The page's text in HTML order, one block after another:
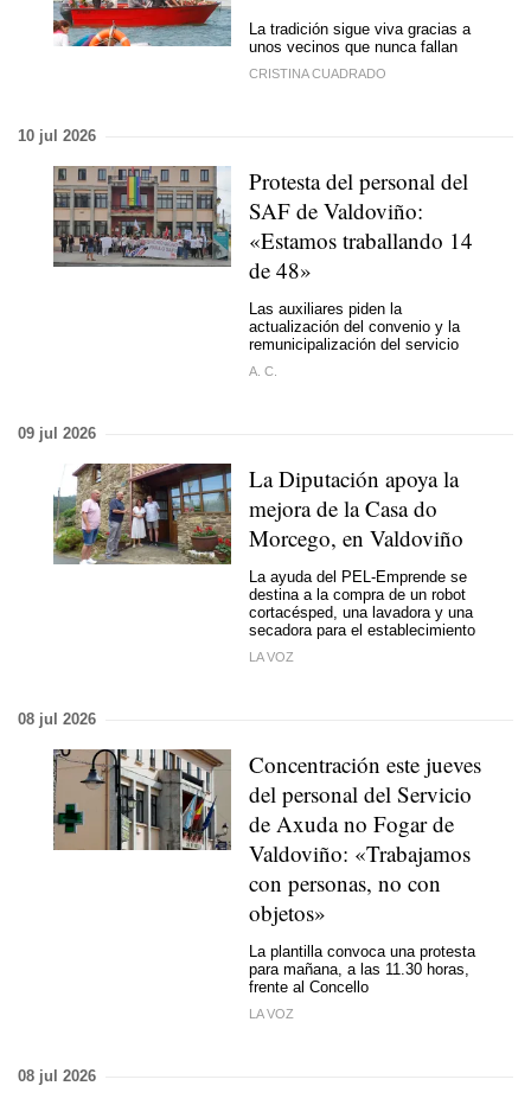
La tradición sigue viva gracias a
unos vecinos que nunca fallan
CRISTINA CUADRADO
10 jul 2026
Protesta del personal del
SAF de Valdoviño:
«Estamos traballando 14
de 48»
Las auxiliares piden la
actualización del convenio y la
remunicipalización del servicio
A. C.
09 jul 2026
La Diputación apoya la
mejora de la Casa do
Morcego, en Valdoviño
La ayuda del PEL-Emprende se
destina a la compra de un robot
cortacésped, una lavadora y una
secadora para el establecimiento
LA VOZ
08 jul 2026
Concentración este jueves
del personal del Servicio
de Axuda no Fogar de
Valdoviño: «Trabajamos
con personas, no con
objetos»
La plantilla convoca una protesta
para mañana, a las 11.30 horas,
frente al Concello
LA VOZ
08 jul 2026